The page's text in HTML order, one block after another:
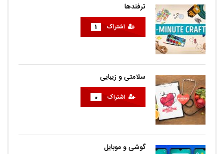
ترفندها
اشتراک 1
سلامتی و زیبایی
اشتراک 0
گوشی و موبایل